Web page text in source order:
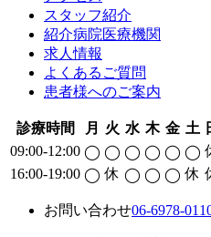
スタッフ紹介
紹介病院医療機関
求人情報
よくあるご質問
患者様へのご案内
診療時間 月 火 水 木 金 土
09:00-12:00 ◯ ◯ ◯ ◯ ◯ ◯
16:00-19:00 ◯ 休 ◯ ◯ ◯ 休
お問い合わせ06-6978-